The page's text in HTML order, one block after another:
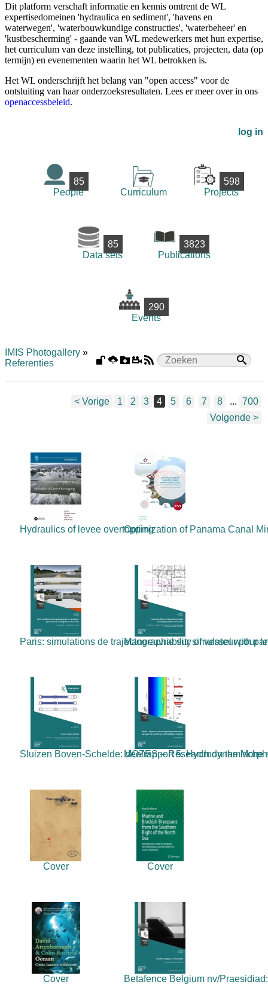
Dit platform verschaft informatie en kennis omtrent de WL
expertisedomeinen 'hydraulica en sediment', 'havens en
waterwegen', 'waterbouwkundige constructies', 'waterbeheer' en
'kustbescherming' - gaande van WL medewerkers met hun expertise,
het curriculum van deze instelling, tot publicaties, projecten, data (op
termijn) en evenementen waarin het WL betrokken is.
Het WL onderschrijft het belang van "open access" voor de
ontsluiting van haar onderzoeksresultaten. Lees er meer over in ons
openaccessbeleid.
log in
85
People
Curriculum
598
Projects
85
Data sets
3823
Publications
290
Events
IMIS Photogallery »
Referenties
< Vorige 1 2 3 4 5 6 7 8 ... 700
Volgende >
Hydraulics of levee overtoppingOptimization of Panama Canal
Paris: simulations de trajectographie sur simulateur pour
Manoeuvrability of vessel with
Sluizen Boven-Schelde: deelrapport 5. Hydrodynamische
MOZES – Research on the
Cover Cover
Cover Betafence Belgium nv/